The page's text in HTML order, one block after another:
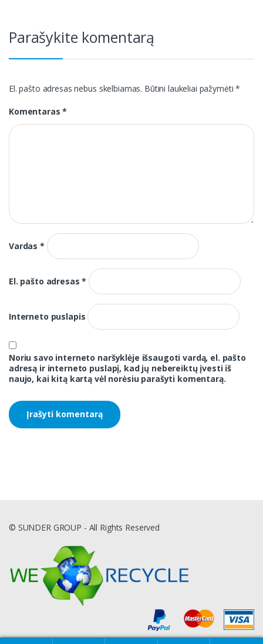
Parašykite komentarą
El. pašto adresas nebus skelbiamas. Būtini laukeliai pažymėti*
Komentaras*
Vardas*
El. pašto adresas*
Interneto puslapis
Noriu savo interneto naršyklėje išsaugoti vardą, el. pašto
adresą ir interneto puslapį, kad jų nebereiktų įvesti iš
naujo, kai kitą kartą vėl norėsiu parašyti komentarą.
© SUNDER GROUP - All Rights Reserved